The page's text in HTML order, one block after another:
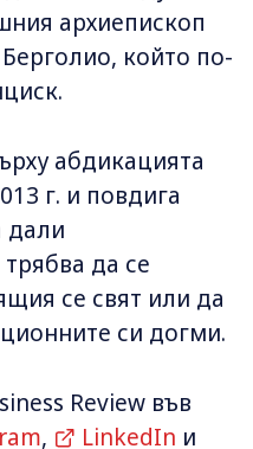
архиепископ
който по-
абдикацията
г. и повдига
дали
да се
се свят или да
си догми.
Review във
, LinkedIn и